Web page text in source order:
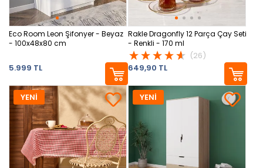
Eco Room Leon Şifonyer - Beyaz
- 100x48x80 cm
5.999 TL
Rakle Dragonfly 12 Parça Çay Seti
- Renkli - 170 ml
(26)
649,90 TL
YENİ YENİ